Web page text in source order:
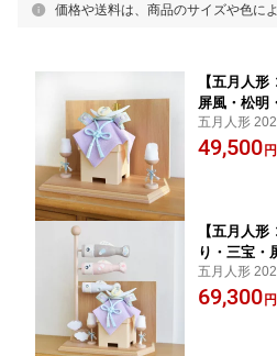
価格や送料は、商品のサイズや色に
【五月人
屏風・松明
レモンイエ
ン 5月人形
五月人形
49,500 円
【五月人
り・三宝・
ベンダー＆
ル】兜 モダ
五月人形
69,300 円